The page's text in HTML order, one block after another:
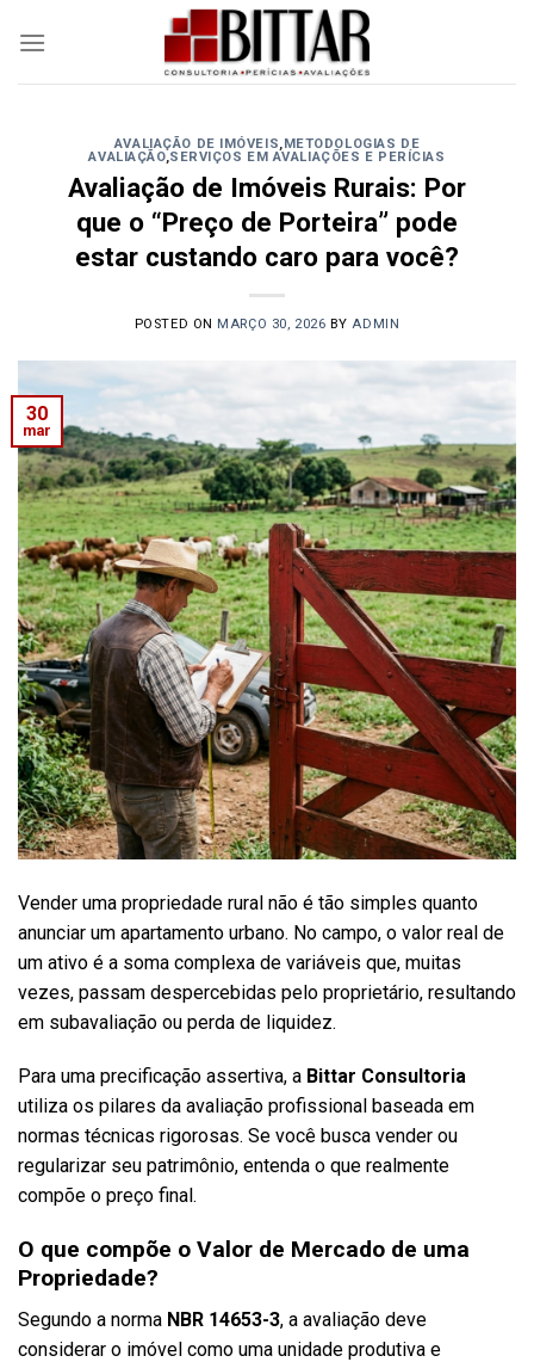
AVALIAÇÃO DE IMÓVEIS,METODOLOGIAS DE
AVALIAÇÃO,SERVIÇOS EM AVALIAÇÕES E PERÍCIAS
Avaliação de Imóveis Rurais: Por
que o “Preço de Porteira” pode
estar custando caro para você?
POSTED ON MARÇO 30, 2026 BY ADMIN
30
mar
Vender uma propriedade rural não é tão simples quanto
anunciar um apartamento urbano. No campo, o valor real de
um ativo é a soma complexa de variáveis que, muitas
vezes, passam despercebidas pelo proprietário, resultando
em subavaliação ou perda de liquidez.
Para uma precificação assertiva, a Bittar Consultoria
utiliza os pilares da avaliação profissional baseada em
normas técnicas rigorosas. Se você busca vender ou
regularizar seu patrimônio, entenda o que realmente
compõe o preço final.
O que compõe o Valor de Mercado de uma
Propriedade?
Segundo a norma NBR 14653-3, a avaliação deve
considerar o imóvel como uma unidade produtiva e